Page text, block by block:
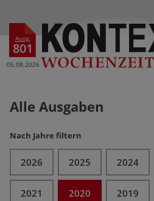
Ausg.
801
05.08.2026
Alle Ausgaben
Nach Jahre filtern
2026 2025 2024
2021 2020 2019